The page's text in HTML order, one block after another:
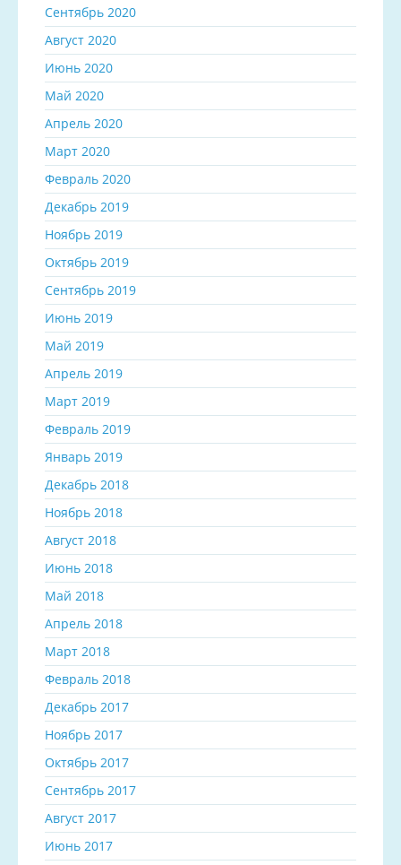
Сентябрь 2020
Август 2020
Июнь 2020
Май 2020
Апрель 2020
Март 2020
Февраль 2020
Декабрь 2019
Ноябрь 2019
Октябрь 2019
Сентябрь 2019
Июнь 2019
Май 2019
Апрель 2019
Март 2019
Февраль 2019
Январь 2019
Декабрь 2018
Ноябрь 2018
Август 2018
Июнь 2018
Май 2018
Апрель 2018
Март 2018
Февраль 2018
Декабрь 2017
Ноябрь 2017
Октябрь 2017
Сентябрь 2017
Август 2017
Июнь 2017